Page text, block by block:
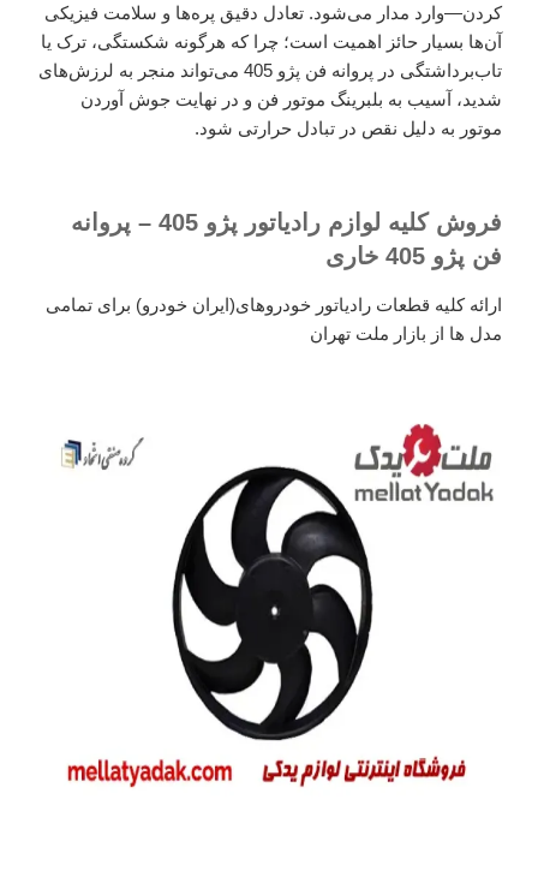
کردن—وارد مدار می‌شود. تعادل دقیق پره‌ها و سلامت فیزیکی
آن‌ها بسیار حائز اهمیت است؛ چرا که هرگونه شکستگی، ترک یا
تاب‌برداشتگی در پروانه فن پژو 405 می‌تواند منجر به لرزش‌های
شدید، آسیب به بلبرینگ موتور فن و در نهایت جوش آوردن
موتور به دلیل نقص در تبادل حرارتی شود.
فروش کلیه لوازم رادیاتور پژو 405 – پروانه
فن پژو 405 خاری
ارائه کلیه قطعات رادیاتور خودروهای(ایران خودرو) برای تمامی
مدل ها از بازار ملت تهران